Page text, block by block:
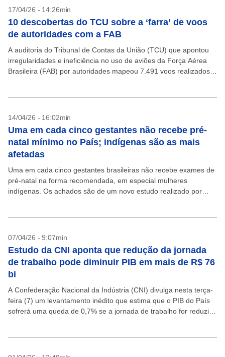
17/04/26 - 14:26min
10 descobertas do TCU sobre a ‘farra’ de voos
de autoridades com a FAB
A auditoria do Tribunal de Contas da União (TCU) que apontou
irregularidades e ineficiência no uso de aviões da Força Aérea
Brasileira (FAB) por autoridades mapeou 7.491 voos realizados
14/04/26 - 16:02min
Uma em cada cinco gestantes não recebe pré-
natal mínimo no País; indígenas são as mais
afetadas
Uma em cada cinco gestantes brasileiras não recebe exames de
pré-natal na forma recomendada, em especial mulheres
indígenas. Os achados são de um novo estudo realizado por
07/04/26 - 9:07min
Estudo da CNI aponta que redução da jornada
de trabalho pode diminuir PIB em mais de R$ 76
bi
A Confederação Nacional da Indústria (CNI) divulga nesta terça-
feira (7) um levantamento inédito que estima que o PIB do País
sofrerá uma queda de 0,7% se a jornada de trabalho for reduzida